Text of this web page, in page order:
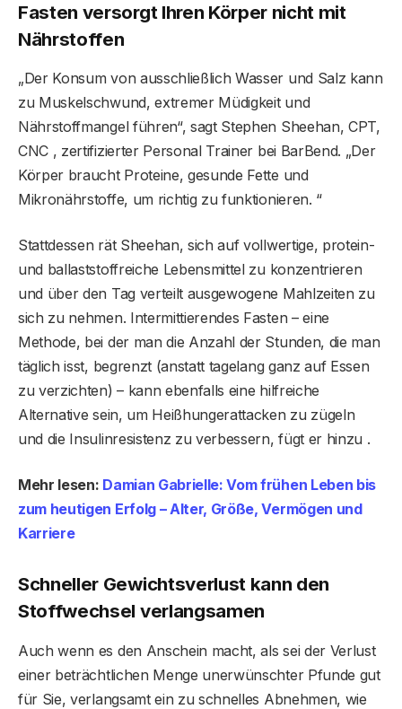
Fasten versorgt Ihren Körper nicht mit
Nährstoffen
„Der Konsum von ausschließlich Wasser und Salz kann
zu Muskelschwund, extremer Müdigkeit und
Nährstoffmangel führen“, sagt Stephen Sheehan, CPT,
CNC , zertifizierter Personal Trainer bei BarBend. „Der
Körper braucht Proteine, gesunde Fette und
Mikronährstoffe, um richtig zu funktionieren. “
Stattdessen rät Sheehan, sich auf vollwertige, protein-
und ballaststoffreiche Lebensmittel zu konzentrieren
und über den Tag verteilt ausgewogene Mahlzeiten zu
sich zu nehmen. Intermittierendes Fasten – eine
Methode, bei der man die Anzahl der Stunden, die man
täglich isst, begrenzt (anstatt tagelang ganz auf Essen
zu verzichten) – kann ebenfalls eine hilfreiche
Alternative sein, um Heißhungerattacken zu zügeln
und die Insulinresistenz zu verbessern, fügt er hinzu .
Mehr lesen: Damian Gabrielle: Vom frühen Leben bis
zum heutigen Erfolg – ​​Alter, Größe, Vermögen und
Karriere
Schneller Gewichtsverlust kann den
Stoffwechsel verlangsamen
Auch wenn es den Anschein macht, als sei der Verlust
einer beträchtlichen Menge unerwünschter Pfunde gut
für Sie, verlangsamt ein zu schnelles Abnehmen, wie